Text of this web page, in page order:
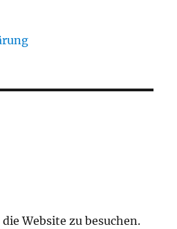
Website zu besuchen.